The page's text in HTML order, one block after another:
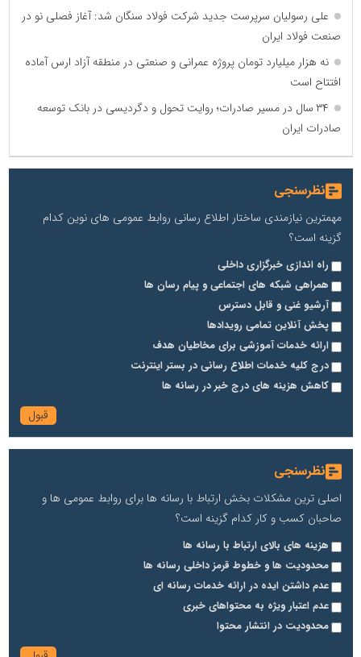
علی رسولیان سرپرست جدید شرکت فولاد سنگان شد: آغاز فصلی نو در
صنعت فولاد ایران
نه هزار میلیارد تومان پروژه عمرانی و صنعتی در منطقه آزاد ارس آماده
افتتاح است
۳۴ سال در مسیر صادرات؛ روایت تحول و دگردیسی در بانک توسعه
صادرات ایران
نظرسنجی
مهمترین نیازمندی ساختار اطلاع رسانی روابط عمومی های نوین کدام
گزینه است؟
راه اندازی خبرگزاری داخلی
همراهی شبکه های اجتماعی و پیام رسان ها
آرشیو غنی و قابل دسترس
پخش آنلاین تمامی رویدادها
ارائه خدمات آموزشی برای مخاطیان هدف
درج کلیه خدمات اطلاع رسانی در بستر اینترنت
کاهش هزینه های درج خبر در رسانه ها
نظرسنجی
اصلی ترین مشکلات بخش ارتباط با رسانه ها برای روابط عمومی ها و
صاحبان کسب و کار کدام گزینه است؟
هزینه های بالای ارتباط با رسانه ها
محدودیت ها و خطوط قرمز داخلی رسانه ها
عدم داشتن ایده در ارائه خدمات رسانه ای
عدم اعتبار ویژه به محتواهای خبری
محدودیت در انتشار محتوا